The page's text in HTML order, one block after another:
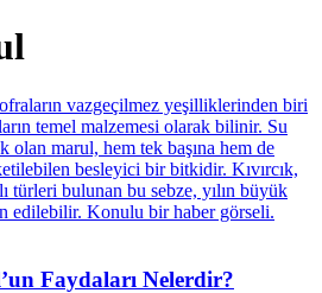
Faydaları Nelerdir?